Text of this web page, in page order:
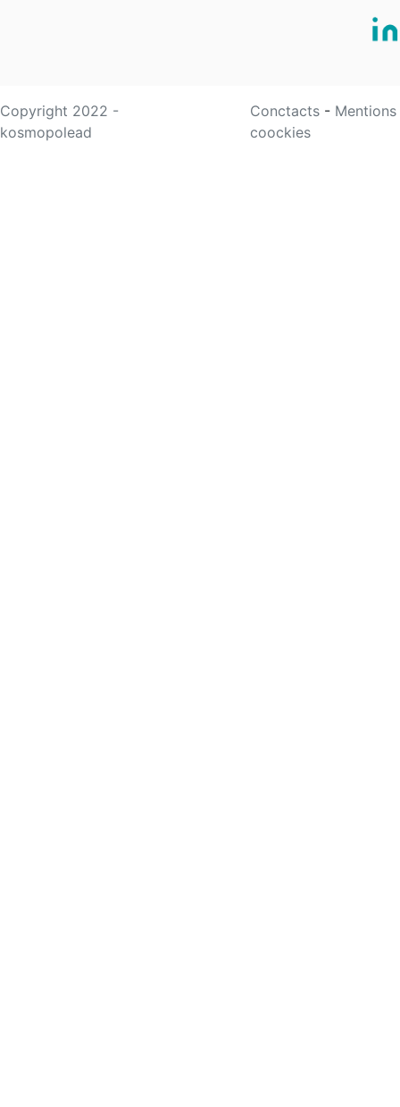
Copyright 2022 -
kosmopolead
Conctacts -
coockies